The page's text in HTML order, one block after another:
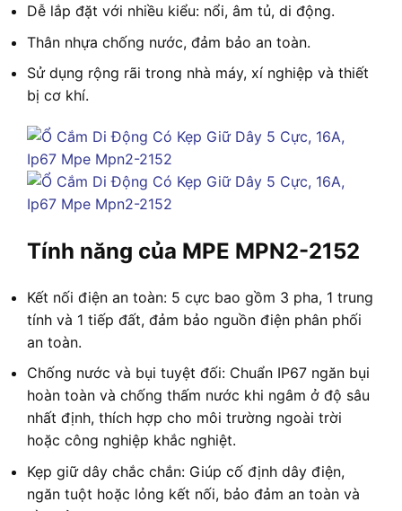
Dễ lắp đặt với nhiều kiểu: nổi, âm tủ, di động.
Thân nhựa chống nước, đảm bảo an toàn.
Sử dụng rộng rãi trong nhà máy, xí nghiệp và thiết
bị cơ khí.
Tính năng của MPE MPN2-2152
Kết nối điện an toàn: 5 cực bao gồm 3 pha, 1 trung
tính và 1 tiếp đất, đảm bảo nguồn điện phân phối
an toàn.
Chống nước và bụi tuyệt đối: Chuẩn IP67 ngăn bụi
hoàn toàn và chống thấm nước khi ngâm ở độ sâu
nhất định, thích hợp cho môi trường ngoài trời
hoặc công nghiệp khắc nghiệt.
Kẹp giữ dây chắc chắn: Giúp cố định dây điện,
ngăn tuột hoặc lỏng kết nối, bảo đảm an toàn và